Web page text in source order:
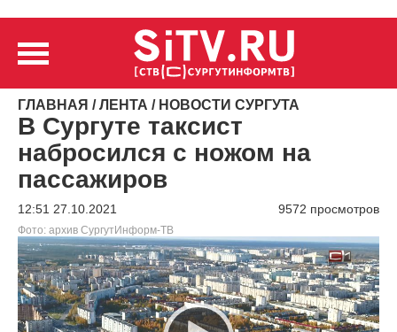
ГЛАВНАЯ /ЛЕНТА / НОВОСТИ СУРГУТА
В Сургуте таксист
набросился с ножом на
пассажиров
12:51 27.10.2021 9572 просмотров
Фото: архив СургутИнформ-ТВ
Видеоплеер